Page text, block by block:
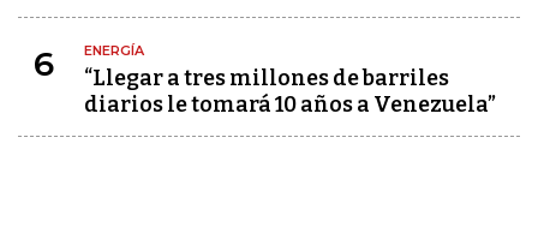
6 ENERGÍA
“Llegar a tres millones de barriles
diarios le tomará 10 años a Venezuela”